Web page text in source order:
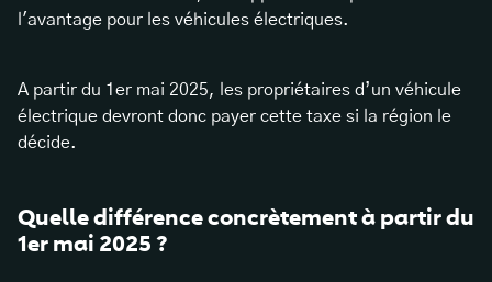
l'avantage pour les véhicules électriques.
A partir du 1er mai 2025, les propriétaires d’un véhicule
électrique devront donc payer cette taxe si la région le
décide.
Quelle différence concrètement à partir du
1er mai 2025 ?